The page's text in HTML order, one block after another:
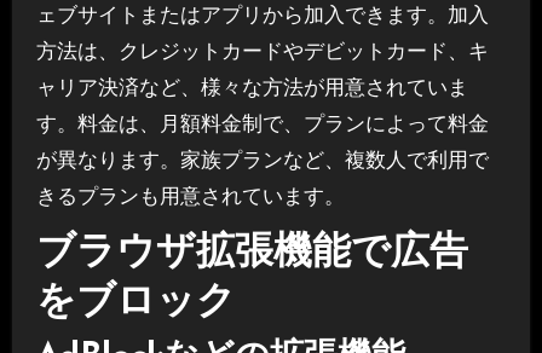
ェブサイトまたはアプリから加入できます。加入
方法は、クレジットカードやデビットカード、キ
ャリア決済など、様々な方法が用意されていま
す。料金は、月額料金制で、プランによって料金
が異なります。家族プランなど、複数人で利用で
きるプランも用意されています。
ブラウザ拡張機能で広告
をブロック